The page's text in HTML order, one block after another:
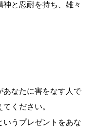
と忍耐を持ち、雄々
なたに害をなす人で
ください。
うプレゼントをあな